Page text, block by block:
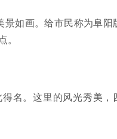
如画。给市民称为阜阳
名。这里的风光秀美，